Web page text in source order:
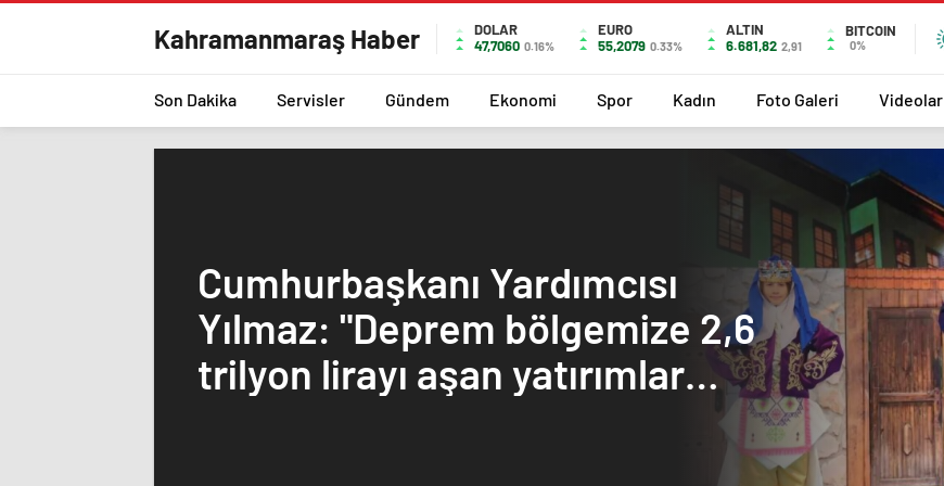
Kahramanmaraş Haber
DOLAR
47,7060 0.16%
EURO
55,2079 0.33%
ALTIN
6.681,82 2,91
BITCOIN
0%
Son Dakika Servisler Gündem Ekonomi Spor Kadın Foto Galeri Videolar
Cumhurbaşkanı Yardımcısı
Yılmaz: "Deprem bölgemize 2,6
trilyon lirayı aşan yatırımlar